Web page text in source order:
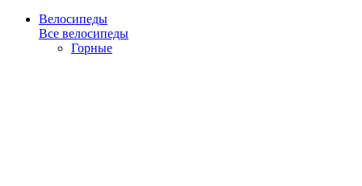
Велосипеды
Все велосипеды
Горные